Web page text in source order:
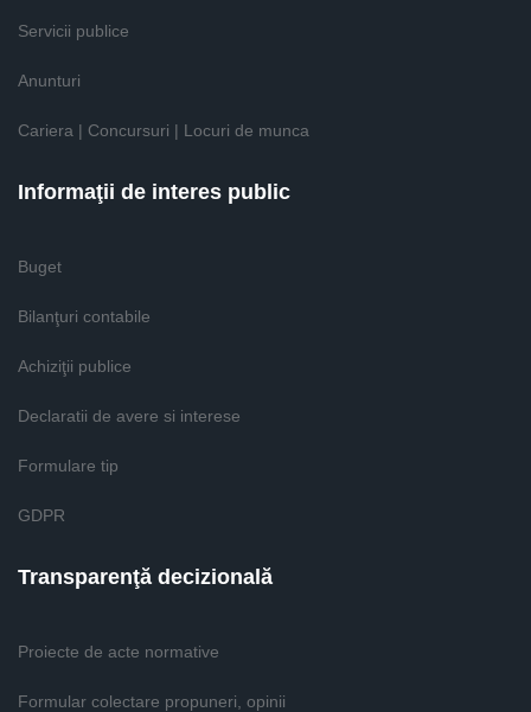
Servicii publice
Anunturi
Cariera | Concursuri | Locuri de munca
Informaţii de interes public
Buget
Bilanţuri contabile
Achiziţii publice
Declaratii de avere si interese
Formulare tip
GDPR
Transparenţă decizională
Proiecte de acte normative
Formular colectare propuneri, opinii